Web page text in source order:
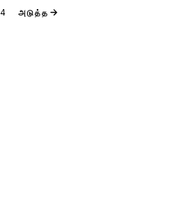
4 அடுத்த